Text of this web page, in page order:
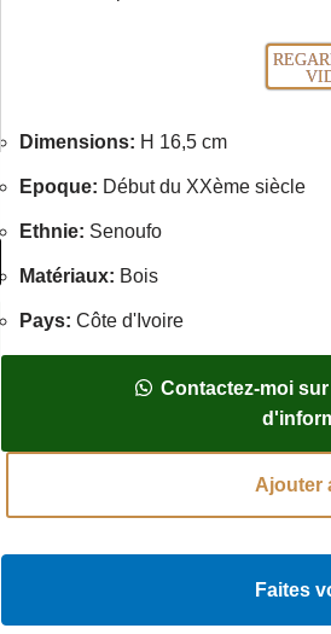
Dimensions: H 16,5 cm
Epoque: Début du XXème siècle
Ethnie: Senoufo
Matériaux: Bois
Pays:Côte d'Ivoire
Contactez-moi
Ajouter
Faites